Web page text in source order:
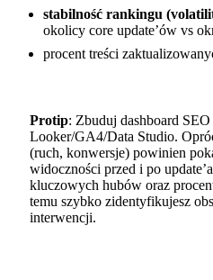
stabilność rankingu
okolicy core update’ów vs
procent treści
Protip: Zbuduj dashboard
Looker/GA4/Data Studio.
(ruch, konwersje) powinien
widoczności przed i po
kluczowych hubów oraz
temu szybko zidentyfikujesz
interwencji.